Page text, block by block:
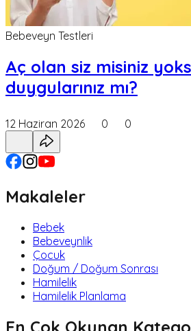
Bebeveyn Testleri
Aç olan siz misiniz
duygularınız mı?
12 Haziran 2026 0 0
Makaleler
Bebek
Bebeveynlik
Çocuk
Doğum / Doğum Sonrası
Hamilelik
Hamilelik Planlama
En Çok Okunan